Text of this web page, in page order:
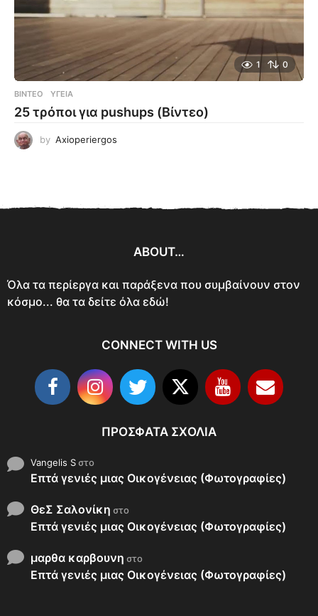
1 0
ΒΊΝΤΕΟ ΥΓΕΊΑ
25 τρόποι για pushups (Βίντεο)
by Axioperiergos
ABOUT…
Όλα τα περίεργα και παράξενα που συμβαίνουν στον
κόσμο... θα τα δείτε όλα εδώ!
CONNECT WITH US
ΠΡΌΣΦΑΤΑ ΣΧΌΛΙΑ
Vangelis Sστο
Επτά γενιές μιας Οικογένειας (Φωτογραφίες)
ΘεΣ Σαλονίκη στο
Επτά γενιές μιας Οικογένειας (Φωτογραφίες)
μαρθα καρβουνη στο
Επτά γενιές μιας Οικογένειας (Φωτογραφίες)